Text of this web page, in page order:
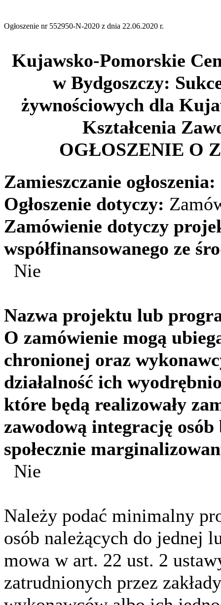
Ogłoszenie nr 552950-N-2020 z dnia 22.06.2020 r.
Kujawsko-Pomorskie
w Bydgoszczy:
żywnościowych dla
Kształcenia
OGŁOSZENIE O
Zamieszczanie ogłoszenia:
Ogłoszenie dotyczy:
Zamówienie dotyczy
współfinansowanego ze
Nie
Nazwa projektu lub
O zamówienie mogą
chronionej oraz
działalność ich
które będą realizowały
zawodową integrację
społecznie
Nie
Należy podać minimalny
osób należących do jednej
mowa w art. 22 ust. 2
zatrudnionych przez